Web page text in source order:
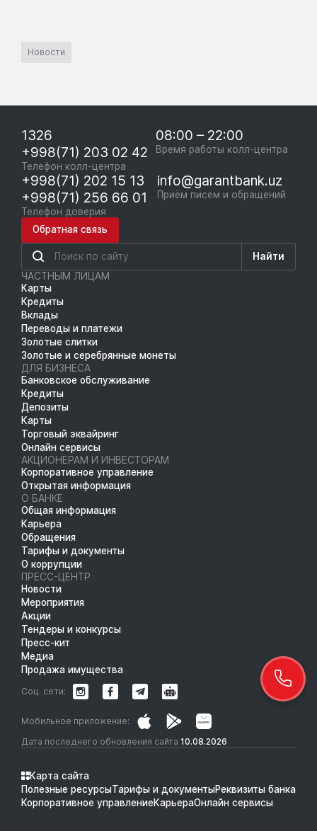
Новости
1326
+998(71) 203 02 42
Телефон колл-центра
08:00 – 22:00
Время работы колл-центра
+998(71) 202 15 13
+998(71) 256 66 01
Телефон доверия
info@garantbank.uz
Приём писем и обращений
Обратная связь
Найти
ЧАСТНЫМ ЛИЦАМ
Карты
Кредиты
Вклады
Переводы и платежи
Золотые слитки
Золотые и серебрянные монеты
ДЛЯ БИЗНЕСА
Банковское обслуживание
Кредиты
Депозиты
Карты
Торговый эквайринг
Онлайн сервисы
АКЦИОНЕРАМ И ИНВЕСТОРАМ
Корпоративное управление
Открытая информация
О БАНКЕ
Общая информация
Карьера
Обращения
Тарифы и документы
О коррупции
ПРЕСС-ЦЕНТР
Новости
Мероприятия
Акции
Тендеры и конкурсы
Пресс-кит
Медиа
Продажа имущества
Дата последнего обновления сайта 10.08.2026
Мобильное приложение:
Соц. сети:
Карта сайта
Полезные ресурсыТарифы и документыРеквизиты банка
Корпоративное управлениеКарьераОнлайн сервисы